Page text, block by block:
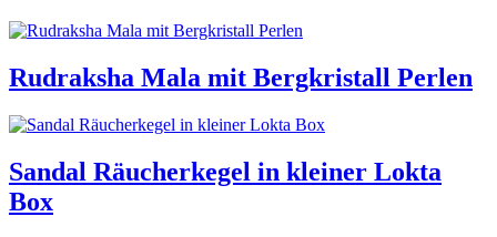
Rudraksha Mala mit Bergkristall Perlen
Sandal Räucherkegel in kleiner Lokta
Box